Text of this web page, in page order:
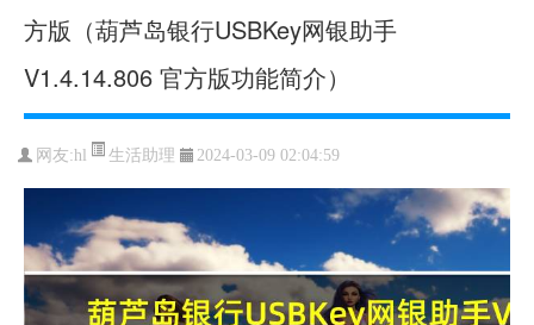
方版（葫芦岛银行USBKey网银助手
V1.4.14.806 官方版功能简介）
网友:hl 生活助理 2024-03-09 02:04:59